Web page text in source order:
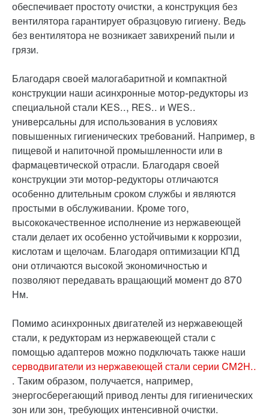
обеспечивает простоту очистки, а конструкция без
вентилятора гарантирует образцовую гигиену. Ведь
без вентилятора не возникает завихрений пыли и
грязи.
Благодаря своей малогабаритной и компактной
конструкции наши асинхронные мотор-редукторы из
специальной стали KES.., RES.. и WES..
универсальны для использования в условиях
повышенных гигиенических требований. Например, в
пищевой и напиточной промышленности или в
фармацевтической отрасли. Благодаря своей
конструкции эти мотор-редукторы отличаются
особенно длительным сроком службы и являются
простыми в обслуживании. Кроме того,
высококачественное исполнение из нержавеющей
стали делает их особенно устойчивыми к коррозии,
кислотам и щелочам. Благодаря оптимизации КПД
они отличаются высокой экономичностью и
позволяют передавать вращающий момент до 870
Нм.
Помимо асинхронных двигателей из нержавеющей
стали, к редукторам из нержавеющей стали с
помощью адаптеров можно подключать также наши
серводвигатели из нержавеющей стали серии CM2H..
. Таким образом, получается, например,
энергосберегающий привод ленты для гигиенических
зон или зон, требующих интенсивной очистки.